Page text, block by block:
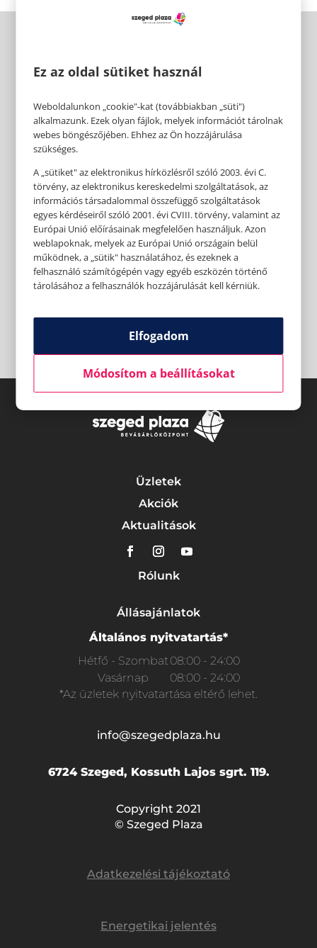
Üzletek
Akciók
Aktualitások
Rólunk
Állásajánlatok
Általános nyitvatartás*
Hétfő - Szombat08:00 - 24:00
Vasárnap
08:00 - 24:00
*Az üzletek nyitvatartása eltérő lehet.
info@szegedplaza.hu
6724 Szeged, Kossuth Lajos sgrt. 119.
Copyright 2021
© Szeged Plaza
Adatkezelési tájékoztató
Energetikai jelentés
Ez az oldal sütiket használ
Weboldalunkon „cookie"-kat (továbbiakban „süti")
alkalmazunk. Ezek olyan fájlok, melyek információt tárolnak
webes böngészőjében. Ehhez az Ön hozzájárulása
szükséges.
A „sütiket" az elektronikus hírközlésről szóló 2003. évi C.
törvény, az elektronikus kereskedelmi szolgáltatások, az
információs társadalommal összefüggő szolgáltatások
egyes kérdéseiről szóló 2001. évi CVIII. törvény, valamint az
Európai Unió előírásainak megfelelően használjuk. Azon
weblapoknak, melyek az Európai Unió országain belül
működnek, a „sütik" használatához, és ezeknek a
felhasználó számítógépén vagy egyéb eszközén történő
tárolásához a felhasználók hozzájárulását kell kérniük.
Elfogadom
Módosítom a beállításokat